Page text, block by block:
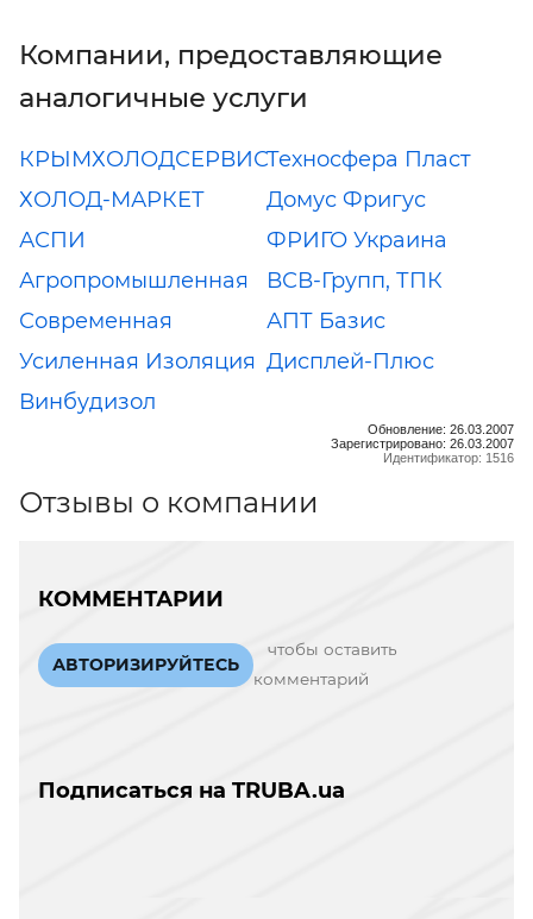
Компании, предоставляющие
аналогичные услуги
КРЫМХОЛОДСЕРВИСТехносфера Пласт
ХОЛОД-МАРКЕТ
Домус Фригус
АСПИ
Агропромышленная
Современная
Усиленная Изоляция
ФРИГО Украина
ВСВ-Групп, ТПК
АПТ Базис
Дисплей-Плюс
Винбудизол
Обновление: 26.03.2007
Зарегистрировано: 26.03.2007
Идентификатор: 1516
Отзывы о компании
КОММЕНТАРИИ
АВТОРИЗИРУЙТЕСЬ
чтобы оставить
комментарий
Подписаться на TRUBA.ua